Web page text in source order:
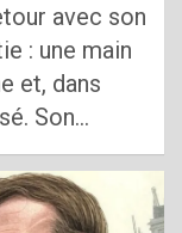
avec son
: une main
et, dans
Son…